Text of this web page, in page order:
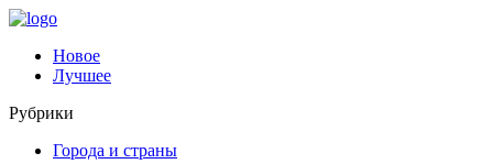
Новое
Лучшее
Рубрики
Города и страны